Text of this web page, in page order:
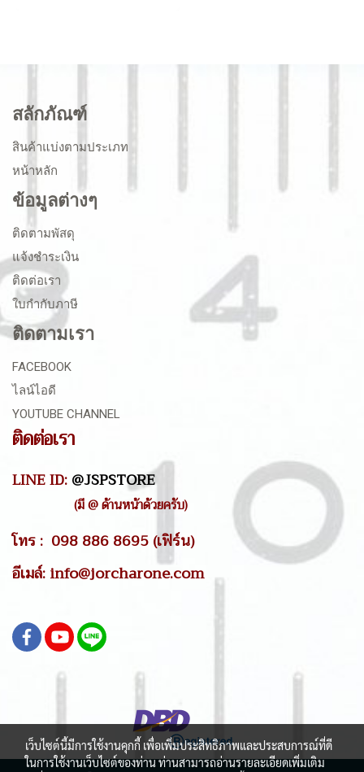
สลักภัณฑ์
สินค้าแบ่งตามประเภท
หน้าหลัก
ข้อมูลต่างๆ
ติดตามพัสดุ
แจ้งชำระเงิน
ติดต่อเรา
ใบกำกับภาษี
ติดตามเรา
FACEBOOK
ไลน์ไอดี
YOUTUBE CHANNEL
ติดต่อเรา
LINE ID:@JSPSTORE
(มี @ ด้านหน้าด้วยครับ)
โทร : 098 886 8695 (เฟิร์น)
อีเมล์: info@jorcharone.com
เว็บไซต์นี้มีการใช้งานคุกกี้ เพื่อเพิ่มประสิทธิภาพและประสบการณ์ที่ดี
ในการใช้งานเว็บไซต์ของท่าน ท่านสามารถอ่านรายละเอียดเพิ่มเติม